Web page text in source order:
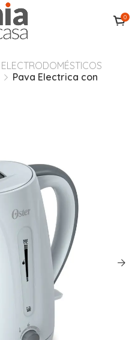
0
ELECTRODOMÉSTICOS
Pava Electrica con